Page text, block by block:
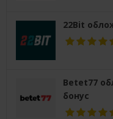
22Bit
Betet77
бонус